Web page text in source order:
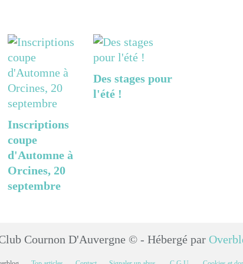
Inscriptions
coupe
d'Automne à
Orcines, 20
septembre
Des stages pour
l'été !
Cournon D'Auvergne © - Hébergé par